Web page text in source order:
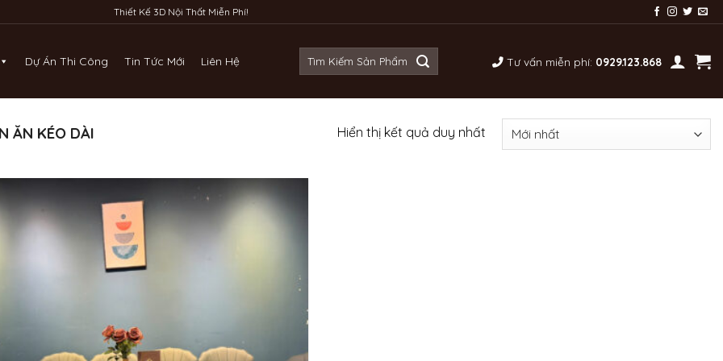
Thiết Kế 3D Nội Thất Miễn Phí!
Dự Án Thi Công Tin Tức Mới Liên Hệ Tư vấn miễn phí: 0929.123.868
ĂN KÉO DÀI Hiển thị kết quả duy nhất